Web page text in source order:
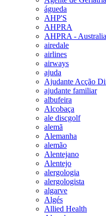
águeda
AHP'S
AHPRA
AHPRA -
airedale
airlines
airways
ajuda
Ajudante Acção
ajudante familiar
albufeira
Alcobaça
ale discgolf
alemã
Alemanha
alemão
Alentejano
Alentejo
alergologia
alergologista
algarve
Algés
Allied Health